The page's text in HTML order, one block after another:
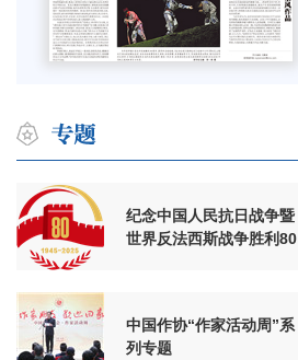
纪念中国人民抗日战争暨
世界反法西斯战争胜利80
中国作协“作家活动周”系
列专题